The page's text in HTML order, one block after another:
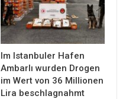
Im Istanbuler Hafen
Ambarlı wurden Drogen
im Wert von 36 Millionen
Lira beschlagnahmt